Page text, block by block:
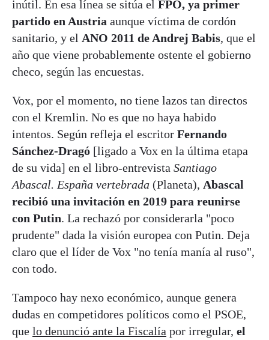
inútil. En esa línea se sitúa el FPÖ, ya primer
partido en Austria aunque víctima de cordón
sanitario, y el ANO 2011 de Andrej Babis, que el
año que viene probablemente ostente el gobierno
checo, según las encuestas.
Vox, por el momento, no tiene lazos tan directos
con el Kremlin. No es que no haya habido
intentos. Según refleja el escritor Fernando
Sánchez-Dragó [ligado a Vox en la última etapa
de su vida] en el libro-entrevista Santiago
Abascal. España vertebrada (Planeta), Abascal
recibió una invitación en 2019 para reunirse
con Putin. La rechazó por considerarla "poco
prudente" dada la visión europea con Putin. Deja
claro que el líder de Vox "no tenía manía al ruso",
con todo.
Tampoco hay nexo económico, aunque genera
dudas en competidores políticos como el PSOE,
que lo denunció ante la Fiscalía por irregular, el